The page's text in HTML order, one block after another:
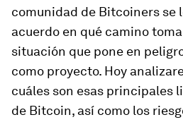
comunidad de Bitcoiners se
acuerdo en qué camino
situación que pone en
como proyecto. Hoy
cuáles son esas principales
de Bitcoin, así como los